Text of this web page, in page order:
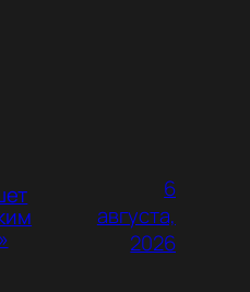
6
августа,
2026